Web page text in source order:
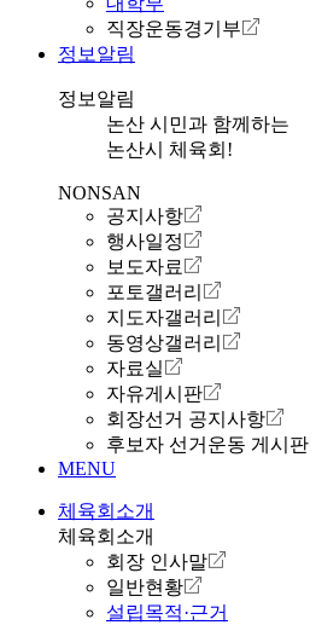
직장운동경기부
정보알림
정보알림
논산 시민과 함께하는
논산시 체육회!
NONSAN
공지사항
행사일정
보도자료
포토갤러리
지도자갤러리
동영상갤러리
자료실
자유게시판
회장선거 공지사항
후보자 선거운동 게시판
MENU
체육회소개
체육회소개
회장 인사말
일반현황
설립목적·근거